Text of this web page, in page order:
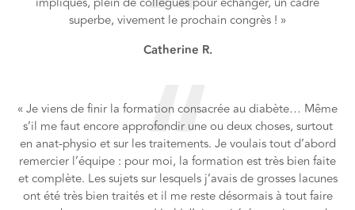
superbe, vivement le prochain congrès ! »
Catherine R.
« Je viens de finir la formation consacrée au diabète… Même
s’il me faut encore approfondir une ou deux choses, surtout
en anat-physio et sur les traitements. Je voulais tout d’abord
remercier l’équipe : pour moi, la formation est très bien faite
et complète. Les sujets sur lesquels j’avais de grosses lacunes
ont été très bien traités et il me reste désormais à tout faire